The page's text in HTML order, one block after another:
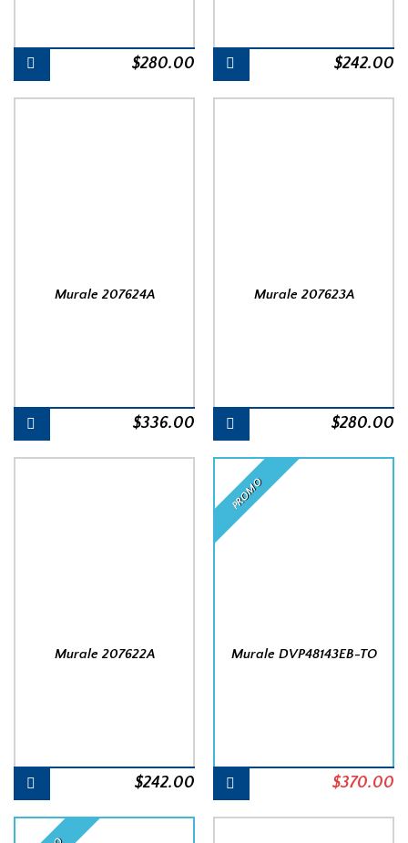
$280.00 $242.00
Murale 207624A
$336.00
Murale 207623A
$280.00
Murale 207622A
$242.00
PROMO
Murale DVP48143EB-TO
Le
$370.00